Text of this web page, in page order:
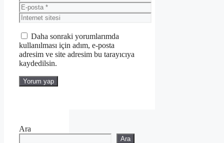
E-
posta
İnternet
sitesi
Daha sonraki yorumlarımda
kullanılması için adım, e-posta
adresim ve site adresim bu tarayıcıya
kaydedilsin.
Ara
Ara